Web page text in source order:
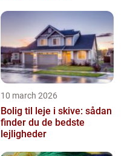
10 march 2026
Bolig til leje i skive: sådan
finder du de bedste
lejligheder